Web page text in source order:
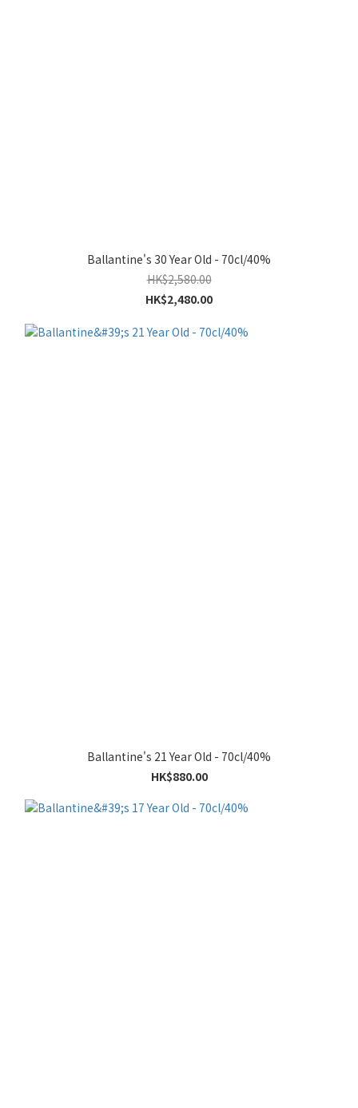
Ballantine's 30 Year Old - 70cl/40%
HK$2,580.00
HK$2,480.00
Ballantine's 21 Year Old - 70cl/40%
HK$880.00